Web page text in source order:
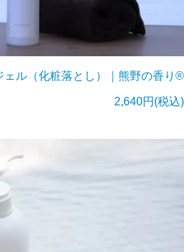
ル（化粧落とし）｜熊野の香り®
2,640円(税込)